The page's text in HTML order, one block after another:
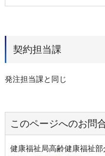
契約担当課
発注担当課と同じ
このページへのお問
健康福祉局高齢健康福祉部